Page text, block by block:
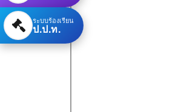
ระบบร้องเรียน
ป.ป.ท.